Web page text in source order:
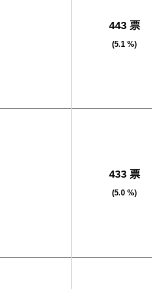
443 票
(5.1 %)
433 票
(5.0 %)